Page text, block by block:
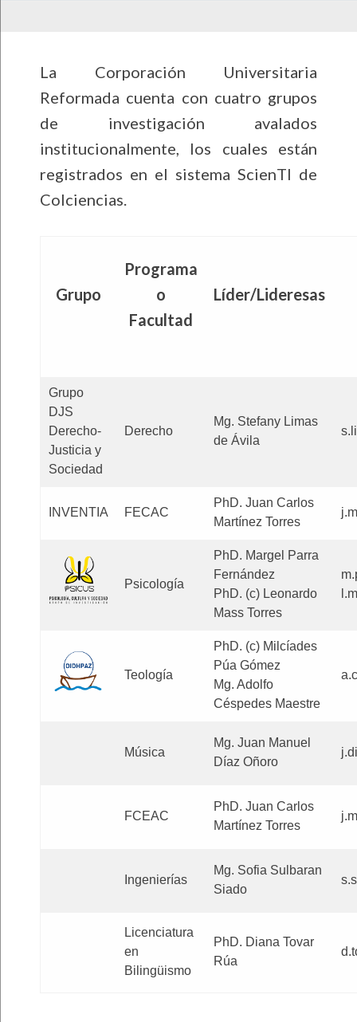
La Corporación Universitaria
Reformada cuenta con cuatro grupos
de investigación avalados
institucionalmente, los cuales están
registrados en el sistema ScienTI de
Colciencias.
Grupo
Programa
o
Facultad
Líder/Lideresas
Grupo
DJS
Derecho-
Justicia y
Sociedad
Derecho
Mg. Stefany Limas
de Ávila
INVENTIA FECAC
PhD. Juan Carlos
Martínez Torres
Psicología
PhD. Margel Parra
Fernández
PhD. (c) Leonardo
Mass Torres
Teología
PhD. (c) Milcíades
Púa Gómez
Mg. Adolfo
Céspedes Maestre
Música
Mg. Juan Manuel
Díaz Oñoro
FCEAC
PhD. Juan Carlos
Martínez Torres
Ingenierías
Mg. Sofia Sulbaran
Siado
Licenciatura
en
Bilingüismo
PhD. Diana Tovar
Rúa